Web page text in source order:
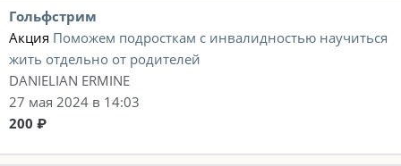
Гольфстрим
Акция Поможем подросткам с инвалидностью научиться
жить отдельно от родителей
DANIELIAN ERMINE
27 мая 2024 в 14:03
200 ₽